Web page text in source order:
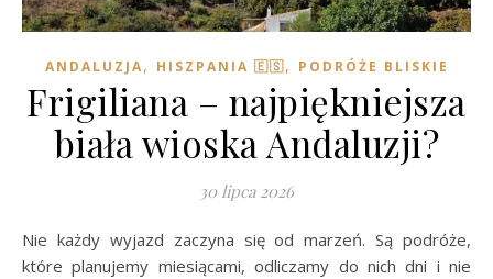
ANDALUZJA, HISZPANIA 🇪🇸, PODRÓŻE BLISKIE
Frigiliana – najpiękniejsza
biała wioska Andaluzji?
30 lipca 2026
Nie każdy wyjazd zaczyna się od marzeń. Są podróże,
które planujemy miesiącami, odliczamy do nich dni i nie